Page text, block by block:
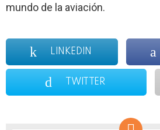
mundo de la aviación.
LINKEDIN
TWITTER